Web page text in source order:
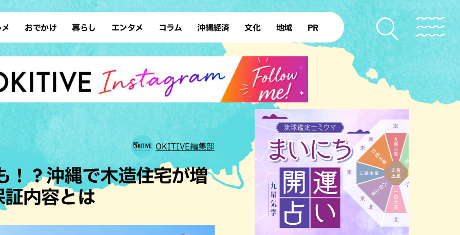
ン 沖縄そば
ウト カフェ
和食・日本料理
アジア・エスニック
イタリアン
・焼肉 焼鳥・串料理
肉料理 居酒屋・バー
イキング
おでかけ
デート ドライブ
散歩 ソロ活
アート
ホテル
サウナ 公園
沖縄の海
暮らし
レシピ SDGs
ファッション ローカルニュース
沖縄移住 沖縄旧暦行事
エンタメ
スポーツ 占い
タレント・芸人 テレビ
コラム 沖縄経済 文化
復帰50年
地域
本島北部
本島南部 先島諸島
北部離島
PR
OKITIVE編集部
！？沖縄で木造住宅が増
証内容とは